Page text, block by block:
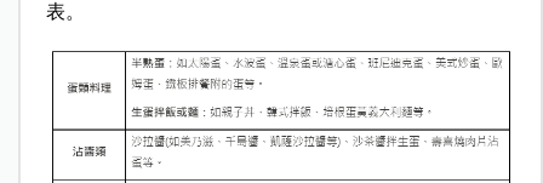
表。